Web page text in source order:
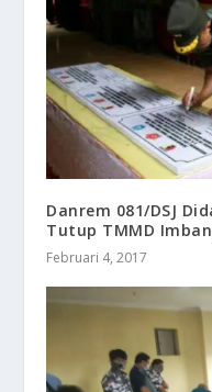
​Danrem 081/DSJ
Tutup TMMD
Februari 4, 2017